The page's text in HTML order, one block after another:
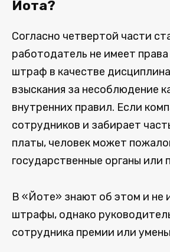
Йота?
Согласно четвертой части
работодатель не имеет
штраф в качестве
взыскания за несоблюдение
внутренних правил. Если
сотрудников и забирает
платы, человек может
государственные органы или
В «Йоте» знают об этом и не
штрафы, однако
сотрудника премии или